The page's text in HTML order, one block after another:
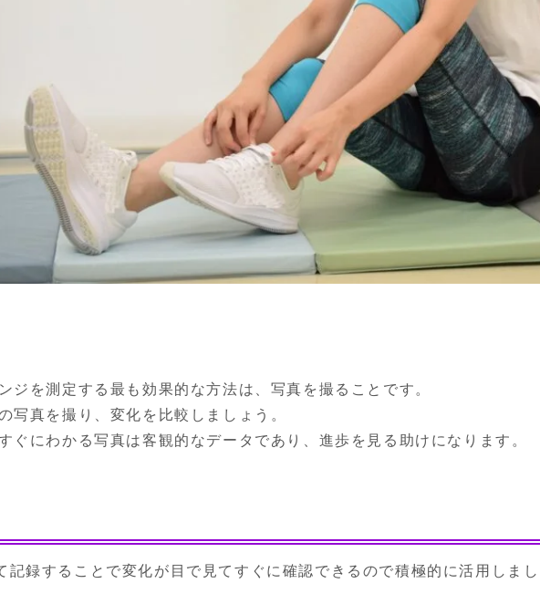
ジを測定する最も効果的な方法は、写真を撮ることです。
写真を撮り、変化を比較しましょう。
ぐにわかる写真は客観的なデータであり、進歩を見る助けになります。
記録することで変化が目で見てすぐに確認できるので積極的に活用しま